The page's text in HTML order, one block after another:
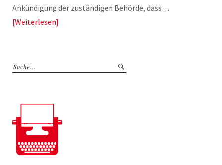
Ankündigung der zuständigen Behörde, dass…
Weiterlesen